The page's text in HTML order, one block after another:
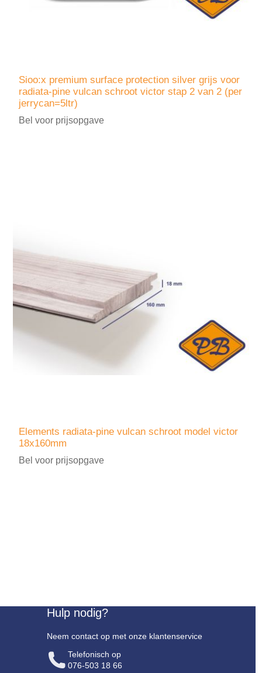
Sioo:x premium surface protection silver grijs voor
radiata-pine vulcan schroot victor stap 2 van 2 (per
jerrycan=5ltr)
Bel voor prijsopgave
Elements radiata-pine vulcan schroot model victor
18x160mm
Bel voor prijsopgave
Hulp nodig?
Neem contact op met onze klantenservice
Telefonisch op
076-503 18 66